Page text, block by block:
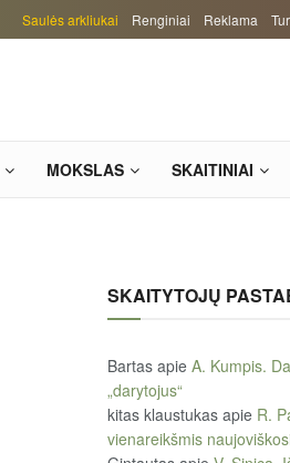
Saulės arkliukai Renginiai Reklama
MOKSLAS SKAITINIAI
SKAITYTOJŲ
Bartas apie A. Kumpis.
„darytojus“
kitas klaustukas apie R.
vienareikšmis